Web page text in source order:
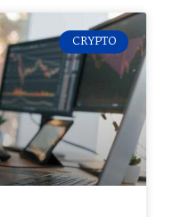
CRYPTO